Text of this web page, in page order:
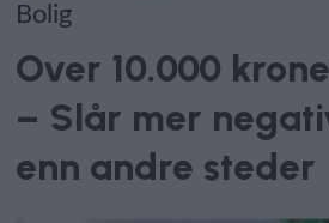
Bolig
Over 10.000
– Slår mer
enn andre steder